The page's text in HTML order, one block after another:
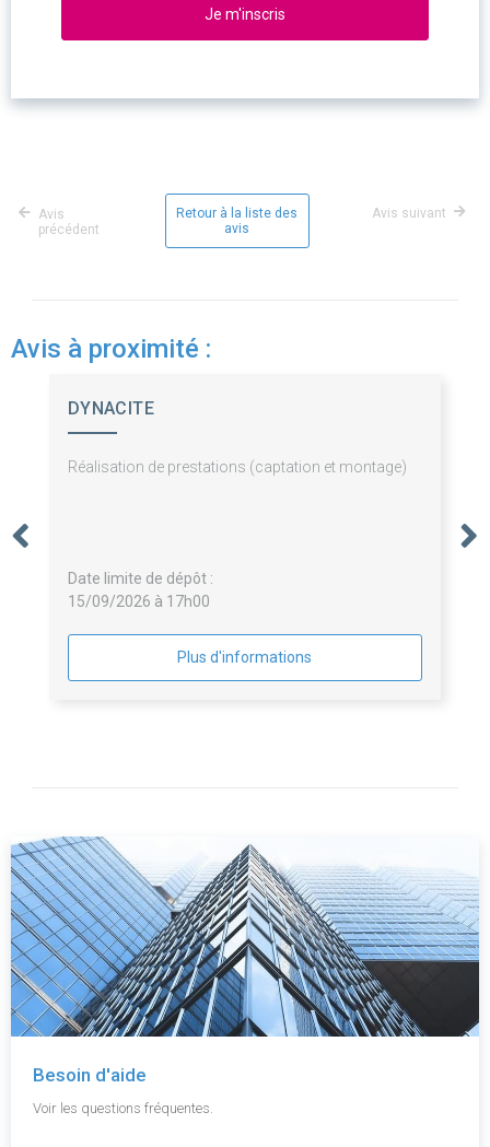
Je m'inscris
Avis
précédent
Retour à la liste des
avis
Avis suivant
Avis à proximité :
DYNACITE
Réalisation de prestations (captation et montage)
Date limite de dépôt :
15/09/2026 à 17h00
Plus d'informations
Besoin d'aide
Voir les questions fréquentes.